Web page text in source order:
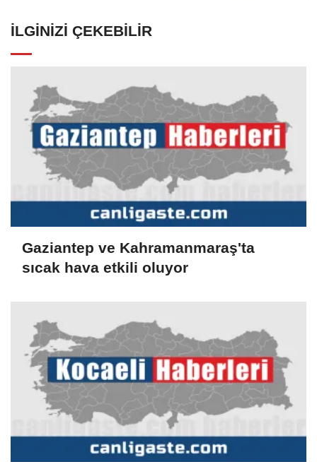
İLGINIZI ÇEKEBILIR
Gaziantep ve Kahramanmaraş'ta
sıcak hava etkili oluyor